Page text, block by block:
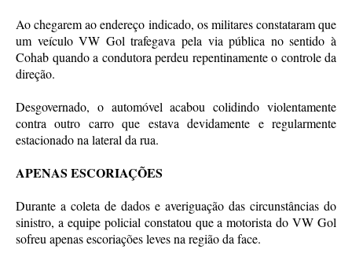
Ao chegarem ao endereço indicado, os militares constataram que
um veículo VW Gol trafegava pela via pública no sentido à
Cohab quando a condutora perdeu repentinamente o controle da
direção.
Desgovernado, o automóvel acabou colidindo violentamente
contra outro carro que estava devidamente e regularmente
estacionado na lateral da rua.
APENAS ESCORIAÇÕES
Durante a coleta de dados e averiguação das circunstâncias do
sinistro, a equipe policial constatou que a motorista do VW Gol
sofreu apenas escoriações leves na região da face.